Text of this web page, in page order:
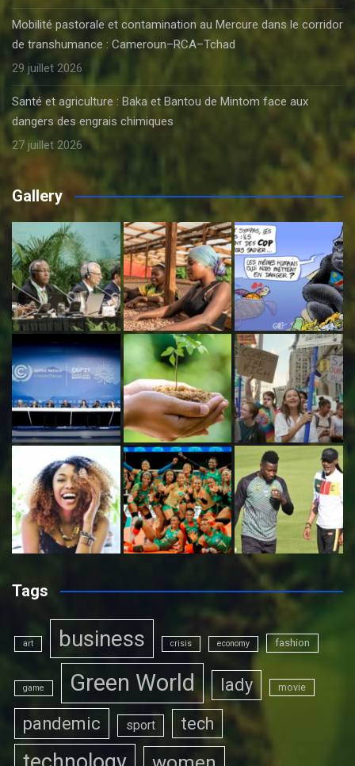
Mobilité pastorale et contamination au Mercure dans le corridor
de transhumance : Cameroun–RCA–Tchad
29 juillet 2026
Santé et agriculture : Baka et Bantou de Mintom face aux
dangers des engrais chimiques
27 juillet 2026
Gallery
Tags
art business crisis economy fashion
game Green World lady movie
pandemic sport tech